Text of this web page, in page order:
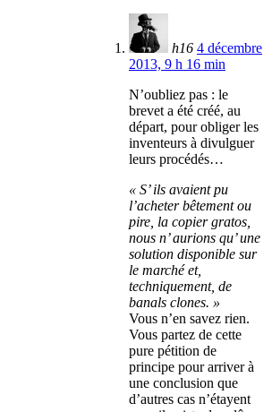
h16 4 décembre
2013, 9 h 16 min
N’oubliez pas : le
brevet a été créé, au
départ, pour obliger les
inventeurs à divulguer
leurs procédés…
« S’ ils avaient pu
l’acheter bêtement ou
pire, la copier gratos,
nous n’ aurions qu’ une
solution disponible sur
le marché et,
techniquement, de
banals clones. »
Vous n’en savez rien.
Vous partez de cette
pure pétition de
principe pour arriver à
une conclusion que
d’autres cas n’étayent